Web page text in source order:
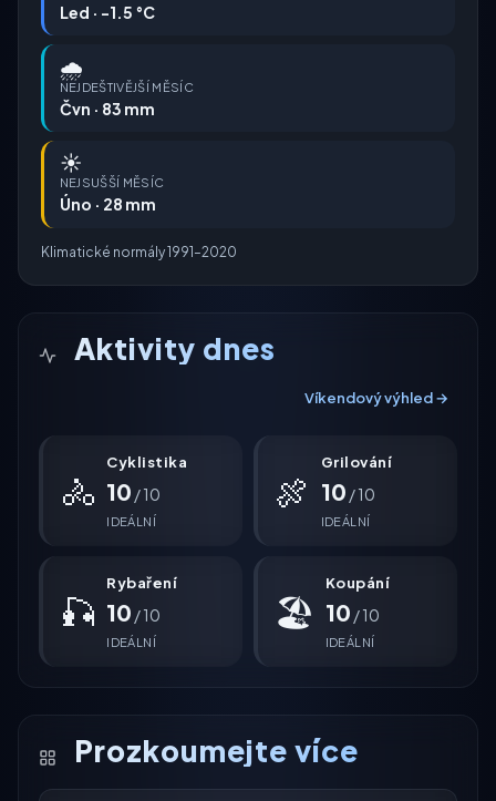
Led · -1.5 °C
🌧️
NEJDEŠTIVĚJŠÍ MĚSÍC
Čvn · 83 mm
☀️
NEJSUŠŠÍ MĚSÍC
Úno · 28 mm
Klimatické normály 1991–2020
Aktivity dnes
Víkendový výhled →
🚴
Cyklistika
10 / 10
IDEÁLNÍ
🍖
Grilování
10 / 10
IDEÁLNÍ
🎣
Rybaření
10 / 10
IDEÁLNÍ
🏖
Koupání
10 / 10
IDEÁLNÍ
Prozkoumejte více